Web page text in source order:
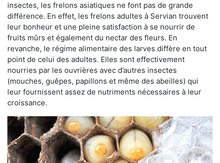
insectes, les frelons asiatiques ne font pas de grande
différence. En effet, les frelons adultes à Servian trouvent
leur bonheur et une pleine satisfaction à se nourrir de
fruits mûrs et également du nectar des fleurs. En
revanche, le régime alimentaire des larves diffère en tout
point de celui des adultes. Elles sont effectivement
nourries par les ouvrières avec d’autres insectes
(mouches, guêpes, papillons et même des abeilles) qui
leur fournissent assez de nutriments nécessaires à leur
croissance.